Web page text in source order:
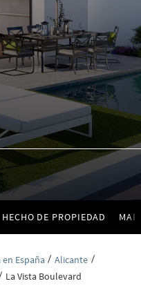
HECHO DE PROPIEDAD
España
Alicante
La Vista Boulevard